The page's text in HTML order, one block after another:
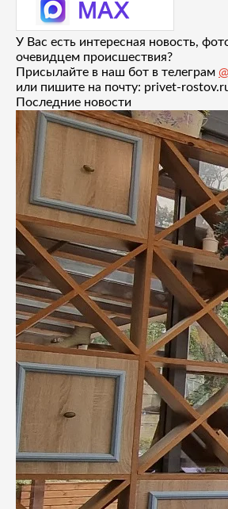
У Вас есть интересная новость,
очевидцем происшествия?
Присылайте в наш бот в телеграм
или пишите на почту: privet-
Последние новости